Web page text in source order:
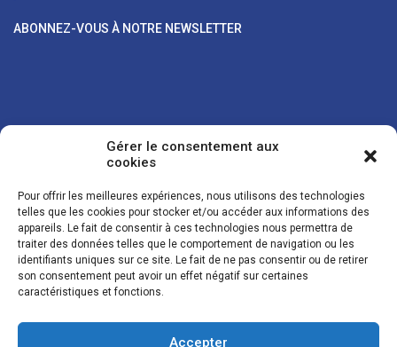
Gérer le consentement aux
cookies
Pour offrir les meilleures expériences, nous utilisons des technologies
telles que les cookies pour stocker et/ou accéder aux informations des
appareils. Le fait de consentir à ces technologies nous permettra de
traiter des données telles que le comportement de navigation ou les
identifiants uniques sur ce site. Le fait de ne pas consentir ou de retirer
son consentement peut avoir un effet négatif sur certaines
caractéristiques et fonctions.
Accepter
ABONNEZ-VOUS À NOTRE NEWSLETTER
Vos coordonnées sont uniquement utilisées pour vous envoyer des
lettres d'information sur nos activités. Vous pouvez à tout moment
utiliser le lien de désinscription figurant dans la lettre d'information.